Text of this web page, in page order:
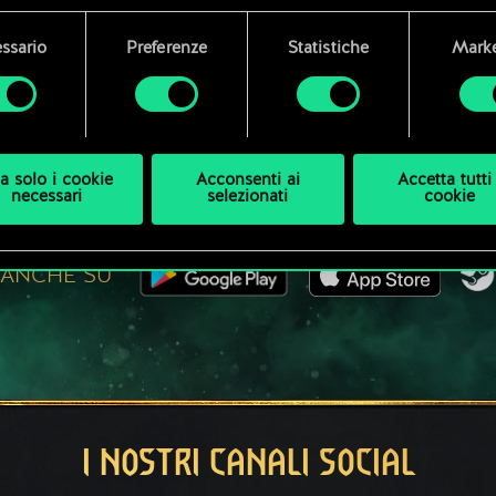
su come utilizziamo i cookie e su come impostare
Preferenze Statistiche
solo i cookie
necessari
Acconsenti ai
selezionati
Accetta tutti
cookie
DICI DI UNA PARTITA A
GIOCA GRATIS SU PC
Questo titolo offre acquisti all'interno del gioco.
SU
I NOSTRI CANALI SOCIAL